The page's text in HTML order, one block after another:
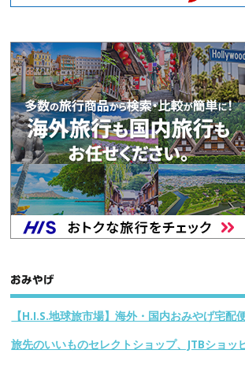
おみやげ
【H.I.S.地球旅市場】海外・国内おみやげ宅配
旅先のいいものセレクトショップ、JTBショッ